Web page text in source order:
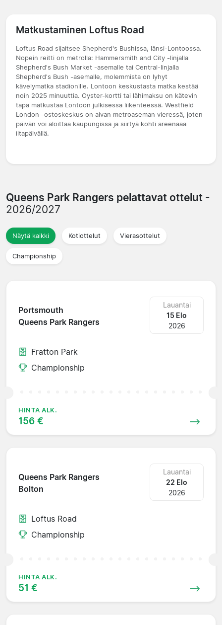
Matkustaminen Loftus Road
Loftus Road sijaitsee Shepherd's Bushissa, länsi-Lontoossa.
Nopein reitti on metrolla: Hammersmith and City -linjalla
Shepherd's Bush Market -asemalle tai Central-linjalla
Shepherd's Bush -asemalle, molemmista on lyhyt
kävelymatka stadionille. Lontoon keskustasta matka kestää
noin 2025 minuuttia. Oyster-kortti tai lähimaksu on kätevin
tapa matkustaa Lontoon julkisessa liikenteessä. Westfield
London -ostoskeskus on aivan metroaseman vieressä, joten
päivän voi aloittaa kaupungissa ja siirtyä kohti areenaaa
iltapäivällä.
Queens Park Rangers pelattavat ottelut -
2026/2027
Näytä kaikki Kotiottelut Vierasottelut
Championship
Portsmouth
Queens Park Rangers
Lauantai
15 Elo
2026
Fratton Park
Championship
HINTA ALK.
156 €
Queens Park Rangers
Bolton
Lauantai
22 Elo
2026
Loftus Road
Championship
HINTA ALK.
51 €